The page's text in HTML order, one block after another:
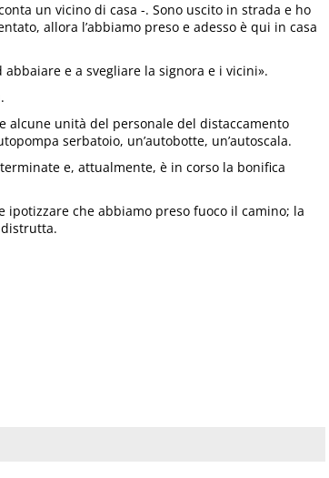
un vicino di casa -. Sono uscito in strada e ho
allora l’abbiamo preso e adesso è qui in casa
e a svegliare la signora e i vicini».
alcune unità del personale del distaccamento
serbatoio, un’autobotte, un’autoscala.
e, attualmente, è in corso la bonifica
ipotizzare che abbiamo preso fuoco il camino; la